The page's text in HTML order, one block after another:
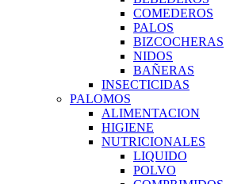
COMEDEROS
PALOS
BIZCOCHERAS
NIDOS
BAÑERAS
INSECTICIDAS
PALOMOS
ALIMENTACION
HIGIENE
NUTRICIONALES
LIQUIDO
POLVO